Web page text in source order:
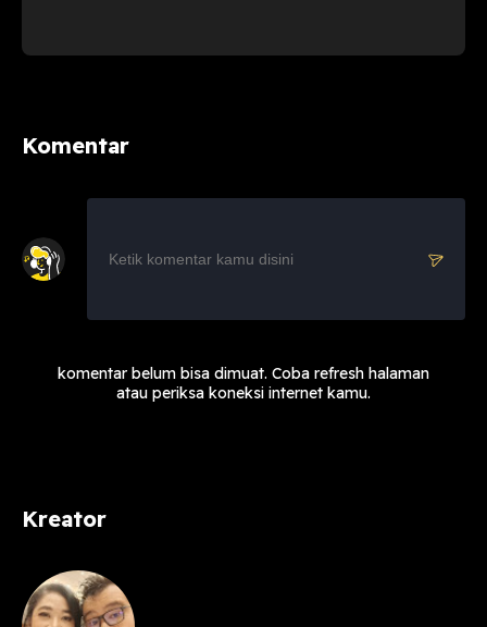
Komentar
komentar belum bisa dimuat. Coba refresh halaman
atau periksa koneksi internet kamu.
Kreator